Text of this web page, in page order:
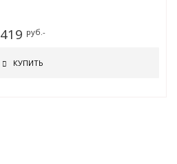
419 руб.-
КУПИТЬ